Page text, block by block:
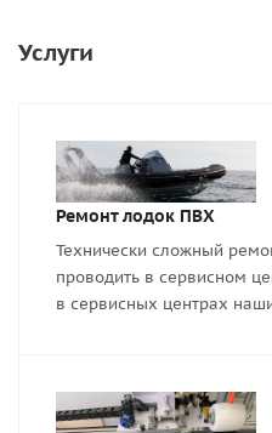
Услуги
Ремонт лодок ПВХ
Технически сложный
проводить в сервисном
в сервисных центрах